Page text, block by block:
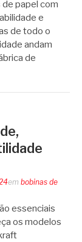
de papel com
e
de todo o
andam
de
em bobinas de
essenciais
os modelos